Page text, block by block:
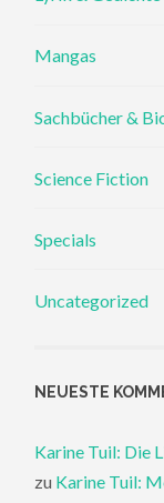
Mangas
Sachbücher &
Science Fiction
Specials
Uncategorized
NEUESTE
Karine Tuil: Die
zu Karine Tuil: